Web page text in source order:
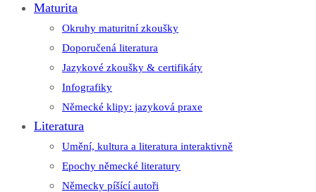
Maturita
Okruhy maturitní zkoušky
Doporučená literatura
Jazykové zkoušky & certifikáty
Infografiky
Německé klipy: jazyková praxe
Literatura
Umění, kultura a literatura interaktivně
Epochy německé literatury
Německy píšící autoři